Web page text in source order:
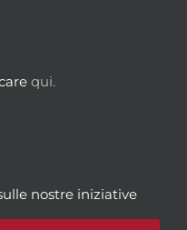
qui.
nostre iniziative